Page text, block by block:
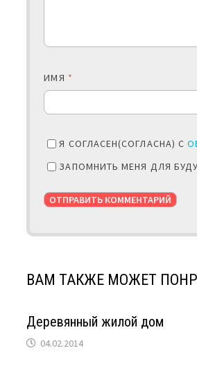
ИМЯ *
Я СОГЛАСЕН(СОГЛАСНА) С
ЗАПОМНИТЬ МЕНЯ ДЛЯ
ВАМ ТАКЖЕ МОЖЕТ
Деревянный жилой дом
04.02.2014